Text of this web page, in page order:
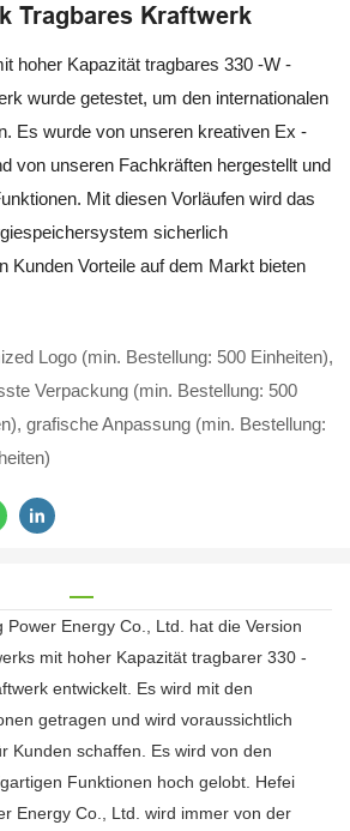
Tragbares Kraftwerk
hoher Kapazität tragbares 330 -W -
wurde getestet, um den internationalen
Es wurde von unseren kreativen Ex -
von unseren Fachkräften hergestellt und
Mit diesen Vorläufen wird das
sicherlich
Kunden Vorteile auf dem Markt bieten
Logo (min. Bestellung: 500 Einheiten),
Verpackung (min. Bestellung: 500
grafische Anpassung (min. Bestellung:
Power Energy Co., Ltd. hat die Version
mit hoher Kapazität tragbarer 330 -
entwickelt. Es wird mit den
getragen und wird voraussichtlich
Kunden schaffen. Es wird von den
Funktionen hoch gelobt. Hefei
Energy Co., Ltd. wird immer von der